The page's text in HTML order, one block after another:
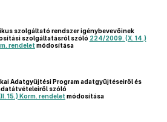
szolgáltató rendszer igénybevevőinek
szolgáltatásról szóló 224/2009. (X. 14.)
rendelet módosítása
Adatgyűjtési Program adatgyűjtéseiről és
szóló
15.) Korm. rendelet módosítása